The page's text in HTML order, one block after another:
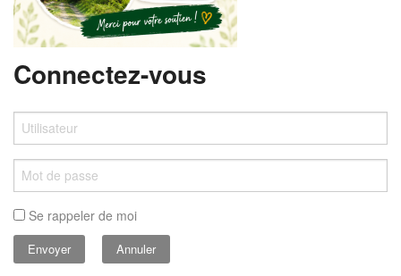
Connectez-vous
Se rappeler de moi
Annuler